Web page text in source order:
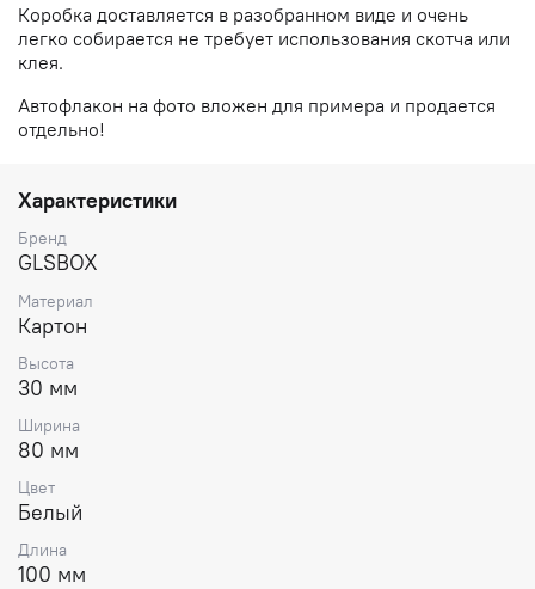
Коробка доставляется в разобранном виде и очень
легко собирается не требует использования скотча или
клея.
Автофлакон на фото вложен для примера и продается
отдельно!
Характеристики
Бренд
GLSBOX
Материал
Картон
Высота
30 мм
Ширина
80 мм
Цвет
Белый
Длина
100 мм